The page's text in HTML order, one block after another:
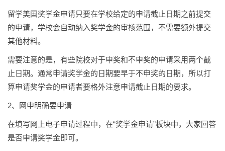
留学美国奖学金申请只要在学校给定的申请截止日期之前提交
的申请，学校会自动纳入奖学金的审核范围，不需要额外提交
其他材料。
需要注意的是，有些院校对于申奖和不申奖的申请采用两个截
止日期。通常申请奖学金的日期要早于不申奖的日期，所以打
算申请奖学金的申请者要格外注意申请截止日期的要求。
2、网申明确要申请
在填写网上电子申请过程中，在“奖学金申请”板块中，大家回答
是否申请奖学金即可。